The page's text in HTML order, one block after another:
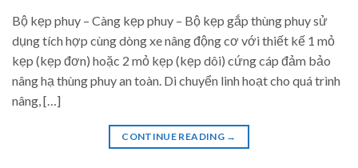
Bộ kẹp phuy – Càng kẹp phuy – Bộ kẹp gắp thùng phuy sử
dụng tích hợp cùng dòng xe nâng động cơ với thiết kế 1 mỏ
kẹp (kẹp đơn) hoặc 2 mỏ kẹp (kẹp dôi) cứng cáp đảm bảo
nâng hạ thùng phuy an toàn. Di chuyển linh hoạt cho quá trình
nâng, […]
CONTINUE READING →